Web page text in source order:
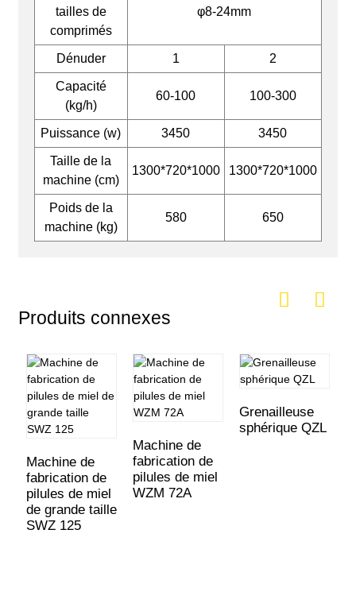
tailles de
comprimés
φ8-24mm
Dénuder 1 2
Capacité
(kg/h)
60-100 100-300
Puissance (w) 3450 3450
Taille de la
machine (cm)
1300*720*1000 1300*720*1000
Poids de la
machine (kg)
580 650
Produits connexes
Machine de
fabrication de
pilules de miel
de grande taille
SWZ 125
Machine de
fabrication de
pilules de miel
WZM 72A
Grenailleuse
sphérique QZL